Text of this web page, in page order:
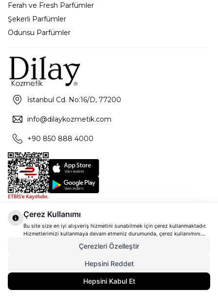
2.100,00TL
1.575,00
Ferah ve Fresh Parfümler
Şekerli Parfümler
Odunsu Parfümler
İstanbul Cd. No:16/D, 77200
info@dilaykozmetik.com
+90 850 888 4000
Çerez Kullanımı
Bu site size en iyi alışveriş hizmetini sunabilmek için çerez kullanmaktadır.
Hizmetlerimizi kullanmaya devam etmeniz durumunda, çerez kullanımını
kabul ettiğinizi varsayacağız. Çerezler hakkında daha fazla bilgi ve nasıl
reddedeceğinizi öğrenmek içintıklayınız
Çerezleri Özelleştir
Hepsini Reddet
Hepsini Kabul Et